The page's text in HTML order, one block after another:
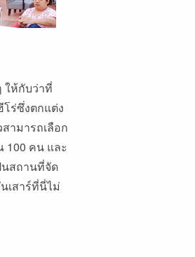
ให้กับว่าที่
โร่ซึ่งตกแต่ง
ามารถเลือก
100 คน และ
นสถานที่จัด
เสาร์ที่นี่ไม่